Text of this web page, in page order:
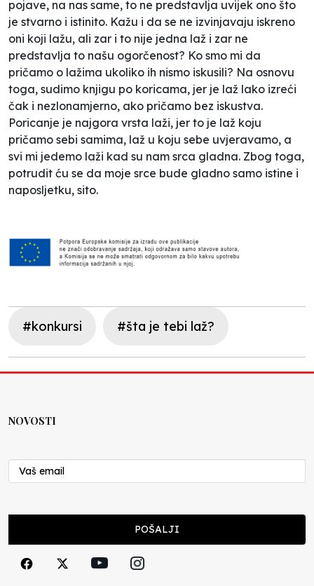
pojave, na nas same, to ne predstavlja uvijek ono što
je stvarno i istinito. Kažu i da se ne izvinjavaju iskreno
oni koji lažu, ali zar i to nije jedna laž i zar ne
predstavlja to našu ogorčenost? Ko smo mi da
pričamo o lažima ukoliko ih nismo iskusili? Na osnovu
toga, sudimo knjigu po koricama, jer je laž lako izreći
čak i nezlonamjerno, ako pričamo bez iskustva.
Poricanje je najgora vrsta laži, jer to je laž koju
pričamo sebi samima, laž u koju sebe uvjeravamo, a
svi mi jedemo laži kad su nam srca gladna. Zbog toga,
potrudit ću se da moje srce bude gladno samo istine i
naposljetku, sito.
#konkursi #šta je tebi laž?
NOVOSTI
POŠALJI